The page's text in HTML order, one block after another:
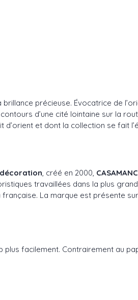
précieuse. Évocatrice de
d’une cité lointaine sur la
et dont la collection se fait
, créé en 2000,
travaillées dans la plus
La marque est présente
facilement. Contrairement au